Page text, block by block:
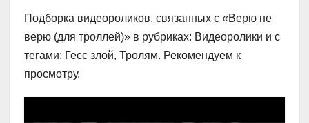
Подборка видеороликов, связанных с «Верю не
верю (для троллей)» в рубриках: Видеоролики и с
тегами: Гесс злой, Тролям. Рекомендуем к
просмотру.